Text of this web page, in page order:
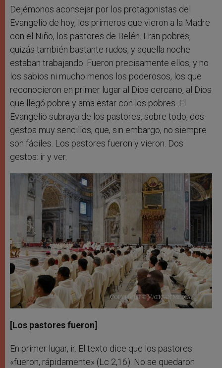
Dejémonos aconsejar por los protagonistas del
Evangelio de hoy, los primeros que vieron a la Madre
con el Niño, los pastores de Belén. Eran pobres,
quizás también bastante rudos, y aquella noche
estaban trabajando. Fueron precisamente ellos, y no
los sabios ni mucho menos los poderosos, los que
reconocieron en primer lugar al Dios cercano, al Dios
que llegó pobre y ama estar con los pobres. El
Evangelio subraya de los pastores, sobre todo, dos
gestos muy sencillos, que, sin embargo, no siempre
son fáciles. Los pastores fueron y vieron. Dos
gestos: ir y ver.
[Los pastores fueron]
En primer lugar, ir. El texto dice que los pastores
«fueron, rápidamente» (Lc 2,16). No se quedaron